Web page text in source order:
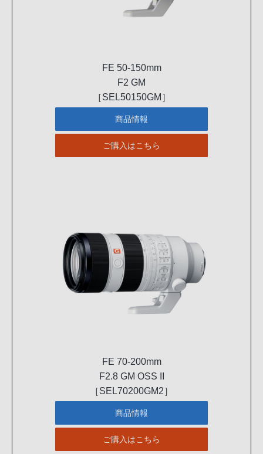
FE 50-150mm
F2 GM
［SEL50150GM］
商品情報
ご購入はこちら
FE 70-200mm
F2.8 GM OSS II
［SEL70200GM2］
商品情報
ご購入はこちら